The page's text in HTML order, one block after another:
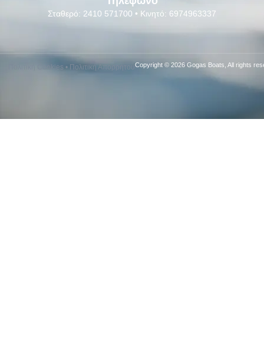
Σταθερό: 2410 571700 • Κινητό: 6974963337
Πολιτική Cookies • Πολιτική ΑπορρήτουCopyright © 2026 Gogas Boats, All rights